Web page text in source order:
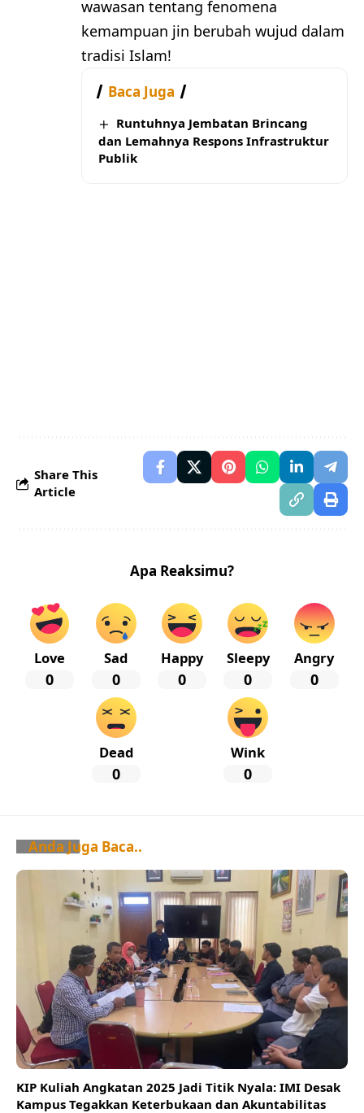
wawasan tentang fenomena
kemampuan jin berubah wujud dalam
tradisi Islam!
Baca Juga
Runtuhnya Jembatan Brincang
dan Lemahnya Respons Infrastruktur
Publik
Share This
Article
Apa Reaksimu?
Love
0
Sad
0
Happy
0
Sleepy
0
Angry
0
Dead
0
Wink
0
Anda Juga Baca..
KIP Kuliah Angkatan 2025 Jadi Titik Nyala: IMI Desak
Kampus Tegakkan Keterbukaan dan Akuntabilitas